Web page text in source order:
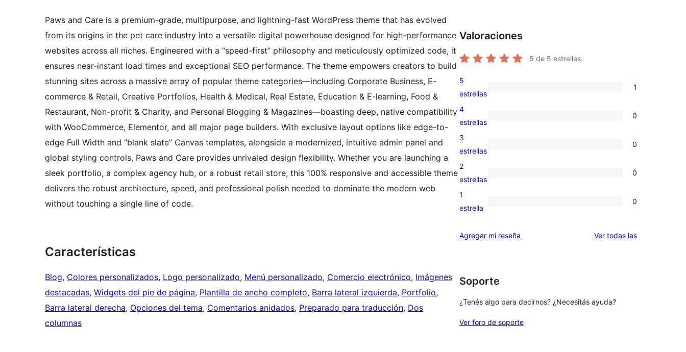
Paws and Care is a premium-grade, multipurpose, and lightning-fast WordPress theme that has evolved
from its origins in the pet care industry into a versatile digital powerhouse designed for high-performance
websites across all niches. Engineered with a “speed-first” philosophy and meticulously optimized code, it
ensures near-instant load times and exceptional SEO performance. The theme empowers creators to build
stunning sites across a massive array of popular theme categories—including Corporate Business, E-
commerce & Retail, Creative Portfolios, Health & Medical, Real Estate, Education & E-learning, Food &
Restaurant, Non-profit & Charity, and Personal Blogging & Magazines—boasting deep, native compatibility
with WooCommerce, Elementor, and all major page builders. With exclusive layout options like edge-to-
edge Full Width and “blank slate” Canvas templates, alongside a modernized, intuitive admin panel and
global styling controls, Paws and Care provides unrivaled design flexibility. Whether you are launching a
sleek portfolio, a complex agency hub, or a robust retail store, this 100% responsive and accessible theme
delivers the robust architecture, speed, and professional polish needed to dominate the modern web
without touching a single line of code.
Características
Blog, Colores personalizados, Logo personalizado, Menú personalizado, Comercio electrónico, Imágenes
destacadas, Widgets del pie de página, Plantilla de ancho completo, Barra lateral izquierda, Portfolio
Barra lateral derecha, Opciones del tema, Comentarios anidados, Preparado para traducción, Dos
columnas
Valoraciones
5 de 5 estrellas.
1
valoración
de
5
estrellas
1
0
valoraciones
de
4
estrellas
0
0
valoraciones
de
3
estrellas
0
0
valoraciones
de
estrellas
2
estrellas
0
0
de
1
estrella
0
Agregar mi reseña Ver todas lasreseñas
Soporte
¿Tenés algo para decirnos? ¿Necesitás ayuda?
Ver foro de soporte